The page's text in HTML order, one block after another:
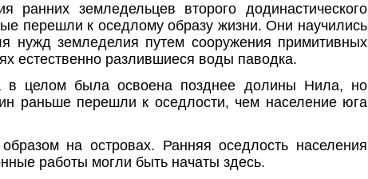
ранних земледельцев второго додинастического
перешли к оседлому образу жизни. Они научились
нужд земледелия путем сооружения примитивных
естественно разлившиеся воды паводка.
в целом была освоена позднее долины Нила, но
раньше перешли к оседлости, чем население юга
на островах. Ранняя оседлость населения
работы могли быть начаты здесь.